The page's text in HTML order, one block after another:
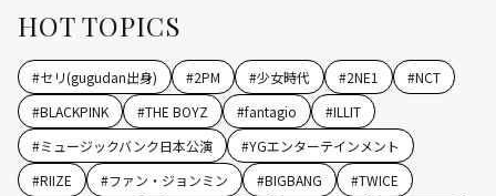
HOT TOPICS
#セリ(gugudan出身) #2PM #少女時代 #2NE1 #NCT
#BLACKPINK #THE BOYZ #fantagio #ILLIT
#ミュージックバンク日本公演 #YGエンターテインメント
#RIIZE #ファン・ジョンミン #BIGBANG #TWICE